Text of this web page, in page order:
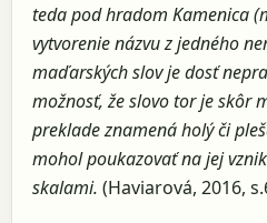
teda pod hradom Kamenica
vytvorenie názvu z jedného
maďarských slov je dosť
možnosť, že slovo tor je skôr
preklade znamená holý či
mohol poukazovať na jej
skalami. (Haviarová, 2016,